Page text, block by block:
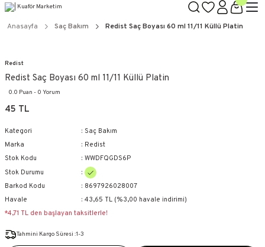
KAPIDA ÖDEME SEÇENEĞİ
Anasayfa Saç Bakım Redist Saç Boyası 60 ml 11/11 Küllü Platin
Redist
Redist Saç Boyası 60 ml 11/11 Küllü Platin
0.0 Puan - 0 Yorum
45 TL
Kategori
Saç Bakım
Marka
Redist
Stok Kodu
WWDFQGDS6P
Stok Durumu
Barkod Kodu
8697926028007
Havale
43,65 TL (%3,00 havale indirimi)
*4,71 TL den başlayan taksitlerle!
Tahmini Kargo Süresi :1-3